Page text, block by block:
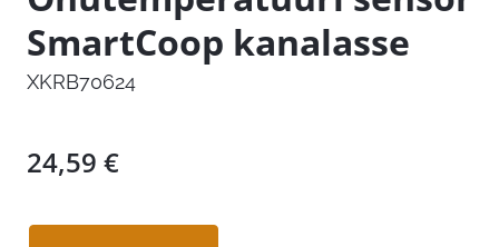
SmartCoop kanalasse
XKRB70624
24,59 €